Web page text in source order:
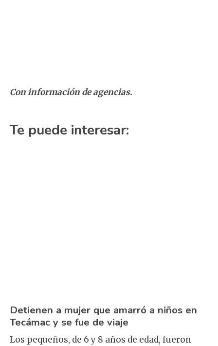
Con información de agencias.
Te puede interesar:
Detienen a mujer que amarró a niños en
Tecámac y se fue de viaje
Los pequeños, de 6 y 8 años de edad, fueron